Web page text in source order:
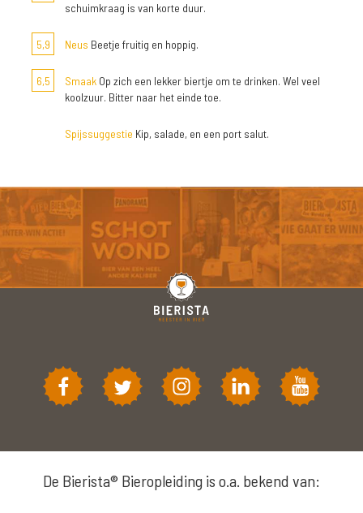
schuimkraag is van korte duur.
5,9 Neus Beetje fruitig en hoppig.
6,5 Smaak Op zich een lekker biertje om te drinken. Wel veel
koolzuur. Bitter naar het einde toe.
Spijssuggestie Kip, salade, en een port salut.
De Bierista® Bieropleiding is o.a. bekend van: